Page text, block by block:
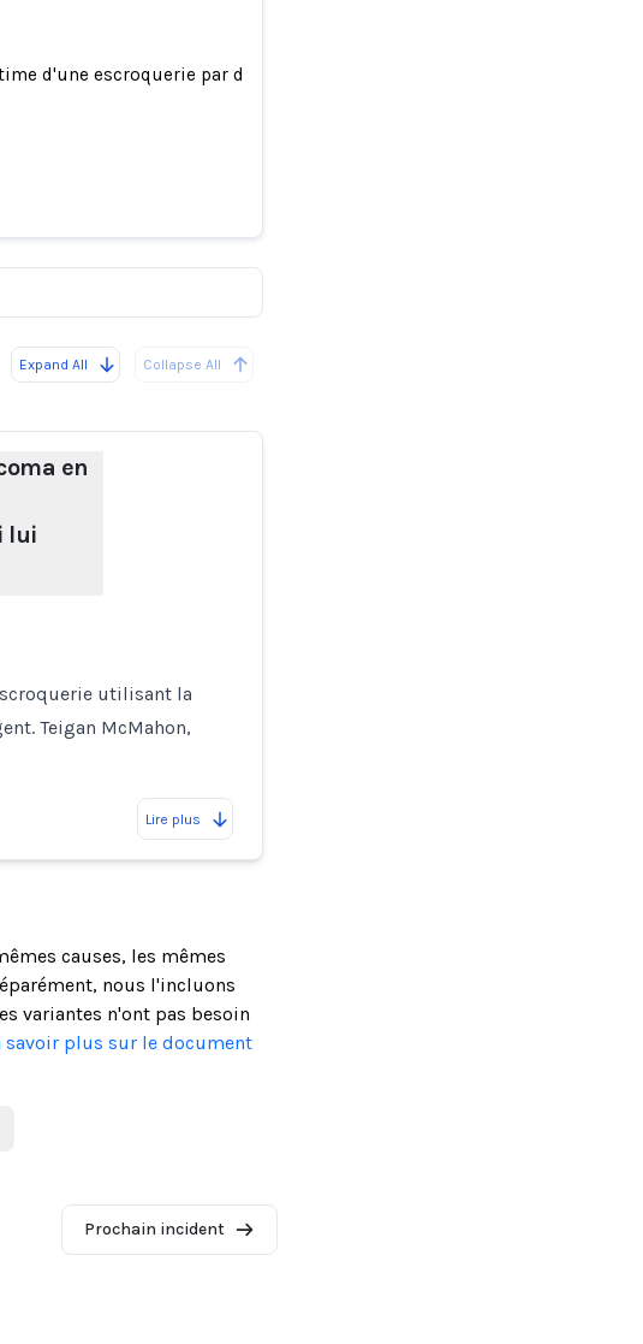
d'une escroquerie par deepfake qui lui demandait de l'argent.
victime d'une
Expand All Collapse All
en
lui
utilisant la
Teigan McMahon,
Lire plus
causes, les mêmes
nous l'incluons
variantes n'ont pas besoin
savoir plus sur le document
Prochain incident